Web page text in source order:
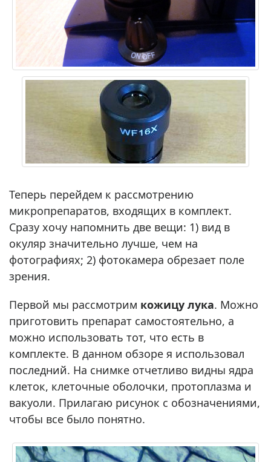
Теперь перейдем к рассмотрению
микропрепаратов, входящих в комплект.
Сразу хочу напомнить две вещи: 1) вид в
окуляр значительно лучше, чем на
фотографиях; 2) фотокамера обрезает поле
зрения.
Первой мы рассмотрим кожицу лука. Можно
приготовить препарат самостоятельно, а
можно использовать тот, что есть в
комплекте. В данном обзоре я использовал
последний. На снимке отчетливо видны ядра
клеток, клеточные оболочки, протоплазма и
вакуоли. Прилагаю рисунок с обозначениями,
чтобы все было понятно.